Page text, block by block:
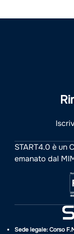
START4.0 è un
emanato dal
Sede legale: Corso